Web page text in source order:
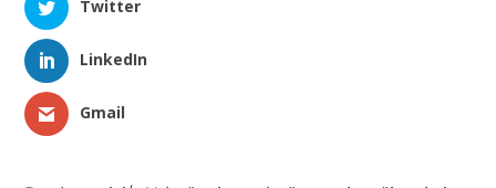
Twitter
LinkedIn
Gmail